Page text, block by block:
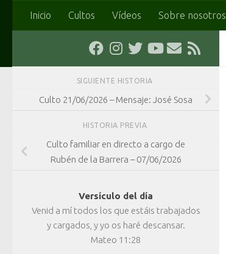
Saltar al contenido
Inicio Cultos Vídeos Sobre nosotros
SIGUIENTE HISTORIA
Culto 21/06/2026 – Mensaje: José Sosa
HISTORIA PREVIA
Culto familiar en directo a cargo de
Rubén de la Barrera – 07/06/2026
Versículo del día
Venid a mí todos los que estáis trabajados
y cargados, y yo os haré descansar.
Mateo 11:28